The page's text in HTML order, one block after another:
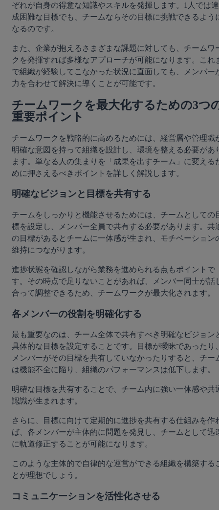
ぞれが自身の得意な知識やスキルを発揮します。1人では達
成困難な目標でも、チームならその目標に挑戦できるよう
なるのです。
また、企業が抱えるさまざまな課題に対しても、チームワ
クを発揮すれば多様なアプローチが可能になります。これ
で組織が経験してこなかった状況に直面しても、メンバー
力を合わせて解決に導くことが可能です。
チームワークを最大化するための3つ
重要ポイント
チームワークを戦略的に高めるためには、経営層や管理職
明確な意図を持って組織を設計し、環境を整える必要があ
ます。単なる人の集まりを「成果を出すチーム」に変える
めに押さえるべきポイントを詳しく解説します。
明確なビジョンと目標を共有する
チームをしっかりと機能させるためには、チームとしての
標を設定し、メンバー全員で共有する必要があります。共
の目標があるとチームに一体感が生まれ、モチベーション
維持につながります。
進捗状態を確認しながら業務を進められる点もポイントで
す。その時点で足りないことがあれば、メンバー同士が話
合って調整できるため、チームワークが最大化されます。
各メンバーの役割を明確化する
最も重要なのは、チーム全体で共有すべき明確なビジョン
具体的な目標を設定することです。目標が曖昧であったり
メンバーがその目標を共有していなかったりすると、チー
は機能不全に陥り、組織のパフォーマンスは低下します。
明確な目標を共有することで、チーム内に強い一体感や共
認識が生まれます。
さらに、目標に向けて定期的に進捗を共有する仕組みを作
ば、各メンバーが主体的に問題を発見し、チームとして迅
に軌道修正することが可能になります。
このような主体的で自律的な運営ができる組織を構築する
とが理想でしょう。
コミュニケーションを活性化させる